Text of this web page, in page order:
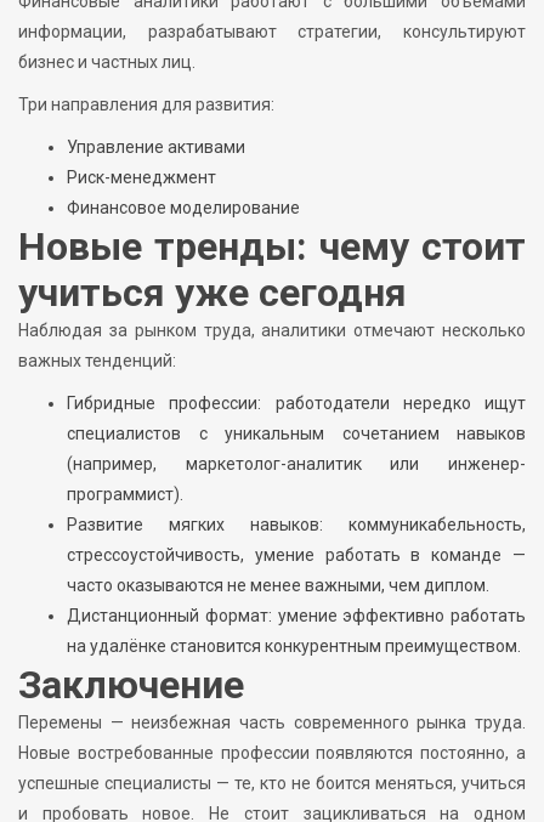
информации, разрабатывают стратегии, консультируют
бизнес и частных лиц.
Три направления для развития:
Управление активами
Риск-менеджмент
Финансовое моделирование
Новые тренды: чему стоит
учиться уже сегодня
Наблюдая за рынком труда, аналитики отмечают несколько
важных тенденций:
Гибридные профессии: работодатели нередко ищут
специалистов с уникальным сочетанием навыков
(например, маркетолог-аналитик или инженер-
программист).
Развитие мягких навыков: коммуникабельность,
стрессоустойчивость, умение работать в команде —
часто оказываются не менее важными, чем диплом.
Дистанционный формат: умение эффективно работать
на удалёнке становится конкурентным преимуществом.
Заключение
Перемены — неизбежная часть современного рынка труда.
Новые востребованные профессии появляются постоянно, а
успешные специалисты — те, кто не боится меняться, учиться
и пробовать новое. Не стоит зацикливаться на одном